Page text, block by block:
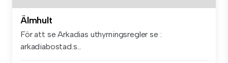
Älmhult
För att se Arkadias uthyrningsregler se :
arkadiabostad.s...